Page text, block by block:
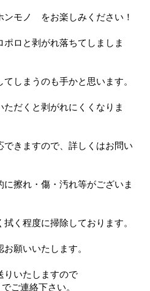
モノ をお楽しみください！
ロと剥がれ落ちてしましま
しまうのも手かと思います。
だくと剥がれにくくなりま
きますので、詳しくはお問い
擦れ・傷・汚れ等がございま
く程度に掃除しております。
願いいたします。
りいたしますので
ご連絡下さい。